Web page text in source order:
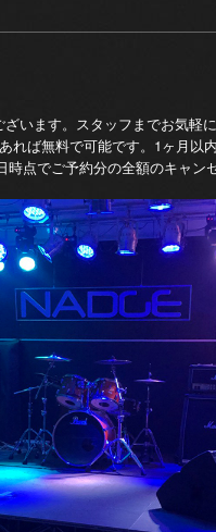
います。スタッフまでお気軽
れば無料で可能です。1ヶ月以
時点でご予約分の全額のキャン